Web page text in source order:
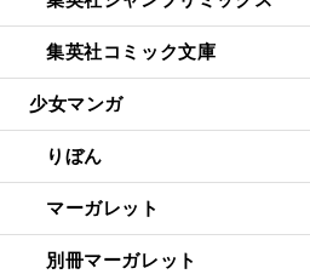
集英社コミック文庫
少女マンガ
りぼん
マーガレット
別冊マーガレット